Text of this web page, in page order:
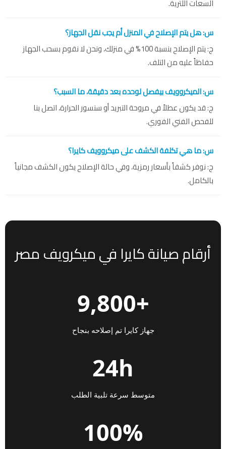
السعات اللترية.
س: هل يتم الإصلاح في المنزل أم يجب نقل الجهاز؟
ج: يتم الإصلاح بنسبة 100% في منزلك، ونحن لا نقوم بسحب الجهاز
حفاظاً عليه من التلف.
س: الميكروويف بيفصل لوحده بعد دقيقة، ما السبب؟
ج: قد يكون عطلاً في مروحة التبريد أو سنسور الحرارة، اتصل بنا
للفحص الفني الفوري.
س: ما هي تكلفة الكشف على ميكروويف كايرا؟
ج: نوفر كشفاً بأسعار رمزية، وفي حالة الإصلاح يكون الكشف مجانياً
بالكامل.
أرقام صيانة كايرا في ميكرويف مصر
+9,800
جهاز كايرا تم إصلاحه بنجاح
24h
متوسط سرعة تلبية الطلب
100%